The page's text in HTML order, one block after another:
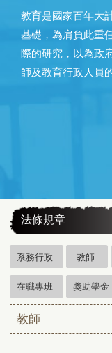
教育是國家百年大
基礎，為肩負此重
際的研究，以為政
師及教育行政人員
法條規章
系務行政 教師
在職專班 獎助學金
教師